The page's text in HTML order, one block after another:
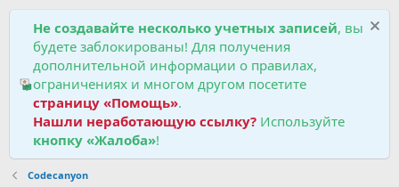
Не создавайте несколько учетных записей, вы
будете заблокированы! Для получения
дополнительной информации о правилах,
ограничениях и многом другом посетите
страницу «Помощь».
Нашли неработающую ссылку? Используйте
кнопку «Жалоба»!
Codecanyon